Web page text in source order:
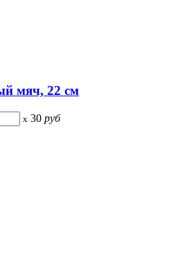
мяч, 22 см
x 30 руб